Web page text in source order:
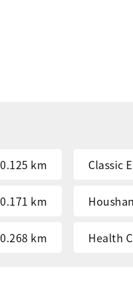
0.125 km Classic
0.171 km Houshan
0.268 km Health